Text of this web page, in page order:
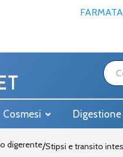
Cosmesi Digestione
digerente/Stipsi e transito